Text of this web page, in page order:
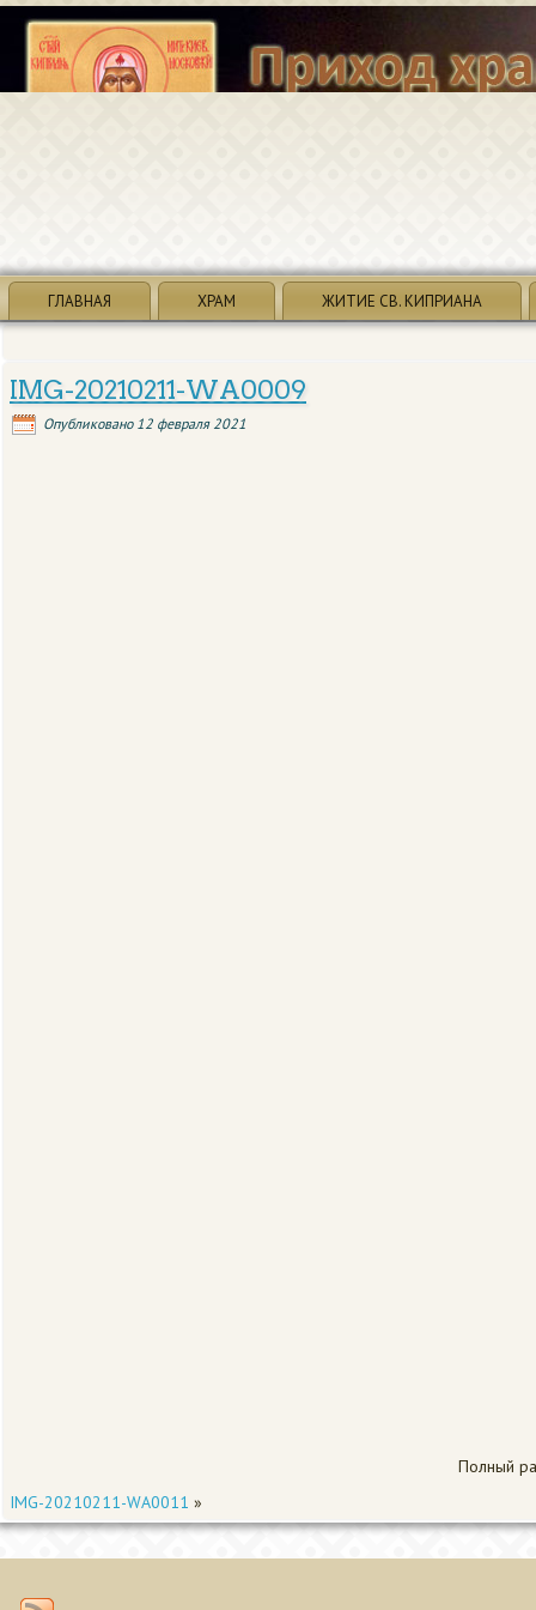
ГЛАВНАЯ ХРАМ ЖИТИЕ СВ. КИПРИАНА
IMG-20210211-WA0009
Опубликовано 12 февраля 2021
Полный
IMG-20210211-WA0011 »